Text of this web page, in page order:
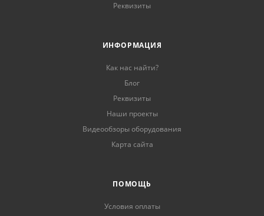
Реквизиты
ИНФОРМАЦИЯ
Как нас найти?
Блог
Реквизиты
Наши проекты
Видеообзоры оборудования
Карта сайта
ПОМОЩЬ
Условия оплаты